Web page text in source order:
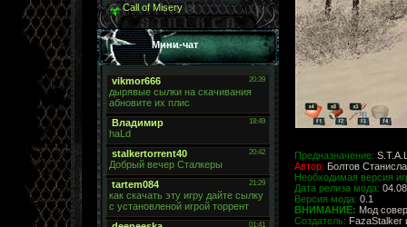
Call of Misery [5]
Мини-чат
Предназначение:
Автор: Болтов
Необходимая версия
Дата релиза мода:
Версия мода: 0.1
ВНИМАНИЕ: Мод
Создатель: FazaStalker